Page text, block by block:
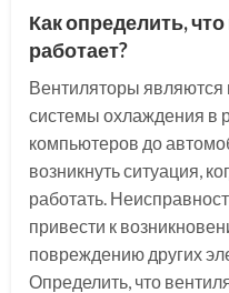
Как определить,
работает?
Вентиляторы
системы охлаждения в
компьютеров до
возникнуть ситуация,
работать.
привести к
повреждению других
Определить, что